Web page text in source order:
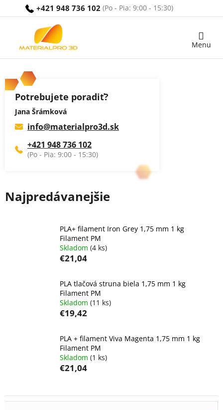
+421 948 736 102
Nákupný
Potrebujete poradiť?
Jana Šrámková
info@materialpro3d.sk
+421 948 736 102
Najpredávanejšie
PLA+ filament Iron Grey 1,75 mm 1 kg
Filament PM
Skladom (4 ks)
€21,04
PLA tlačová struna biela 1,75 mm 1 kg
Filament PM
Skladom (11 ks)
€19,42
PLA + filament Viva Magenta 1,75 mm 1 kg
Filament PM
Skladom (1 ks)
€21,04